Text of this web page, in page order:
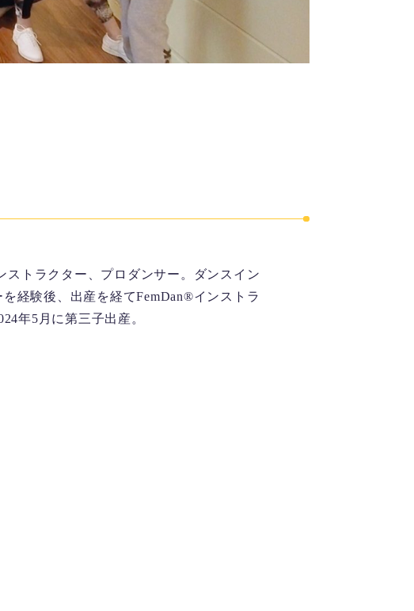
ストラクター、プロダンサー。ダンスイン
を経験後、出産を経てFemDan®インストラ
年5月に第三子出産。